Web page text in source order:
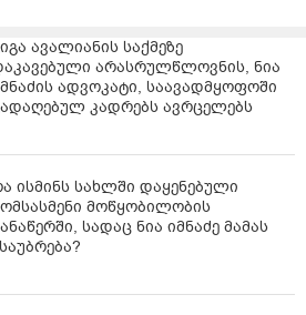
ავალიანის საქმეზე
არასრულწლოვნის, ნია
ადვოკატი, საავადმყოფოში
კადრებს ავრცელებს
ისმინს სახლში დაყენებული
მოწყობილობის
სადაც ნია იმნაძე მამას